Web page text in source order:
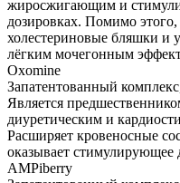
жиросжигающим и
дозировках. Помимо этого,
холестериновые бляшки и
лёгким мочегонным
Oxomine
Запатентованный
Является
диуретическим и
Расширяет кровеносные
оказывает стимулирующее
AMPiberry